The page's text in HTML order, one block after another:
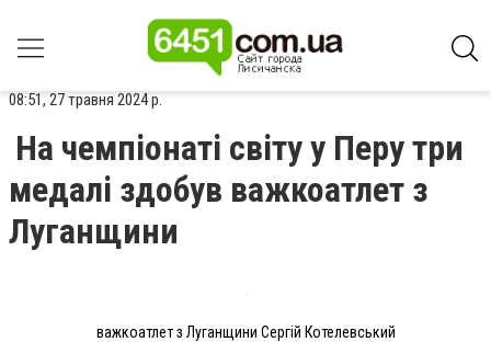
08:51, 27 травня 2024 р.
На чемпіонаті світу у Перу три
медалі здобув важкоатлет з
Луганщини
важкоатлет з Луганщини Сергій Котелевський